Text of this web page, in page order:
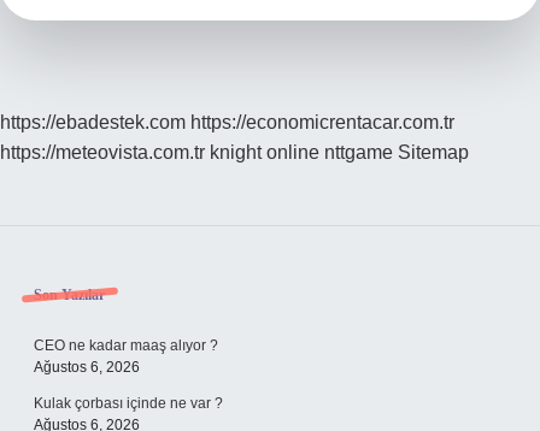
https://ebadestek.com https://economicrentacar.com.tr
https://meteovista.com.tr knight online nttgame Sitemap
Sidebar
Son Yazılar
CEO ne kadar maaş alıyor ?
Ağustos 6, 2026
Kulak çorbası içinde ne var ?
Ağustos 6, 2026